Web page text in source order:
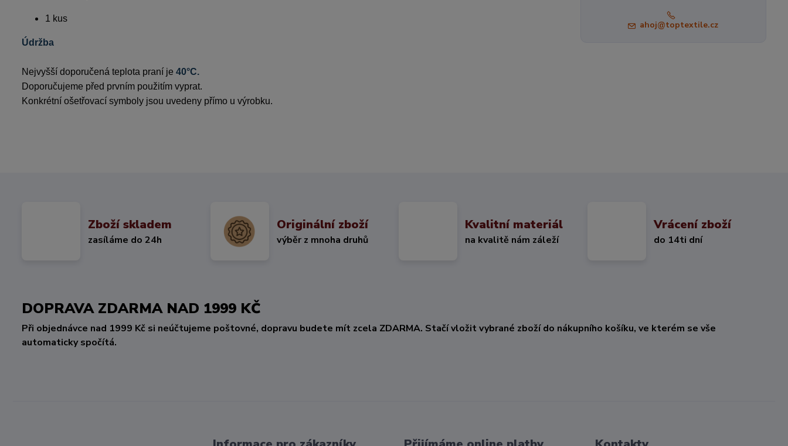
1 kus
Údržba
Nejvyšší doporučená teplota praní je 40°C.
Doporučujeme před prvním použitím vyprat.
Konkrétní ošetřovací symboly jsou uvedeny přímo u výrobku.
ahoj@toptextile.cz
Zboží skladem
zasíláme do 24h
Originální zboží
výběr z mnoha druhů
Kvalitní materiál
na kvalitě nám záleží
Vrácení zboží
do 14ti dní
DOPRAVA ZDARMA NAD 1999 KČ
Při objednávce nad 1999 Kč si neúčtujeme poštovné, dopravu budete mít zcela ZDARMA. Stačí vložit vybrané zboží do nákupního košíku, ve kterém se vše
automaticky spočítá.